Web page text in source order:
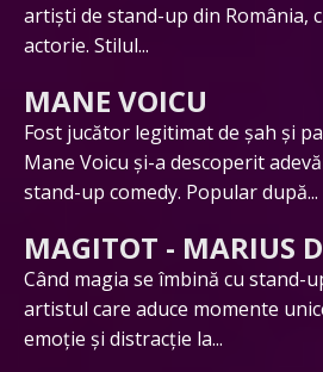
artiști de stand-up din România,
actorie. Stilul...
MANE VOICU
Fost jucător legitimat de șah și
Mane Voicu și-a descoperit
stand-up comedy. Popular după...
MAGITOT - MARIUS
Când magia se îmbină cu stand-
artistul care aduce momente
emoție și distracție la...